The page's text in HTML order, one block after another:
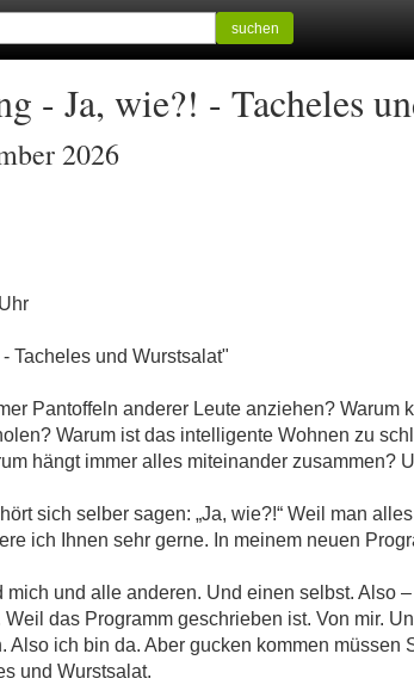
suchen
- Ja, wie?! - Tacheles
2026
Tacheles und Wurstsalat"
Pantoffeln anderer Leute anziehen? Warum
Warum ist das intelligente Wohnen zu
hängt immer alles miteinander zusammen?
sich selber sagen: „Ja, wie?!“ Weil man
ich Ihnen sehr gerne. In meinem neuen
mich und alle anderen. Und einen selbst. Also
das Programm geschrieben ist. Von mir.
Also ich bin da. Aber gucken kommen
und Wurstsalat.